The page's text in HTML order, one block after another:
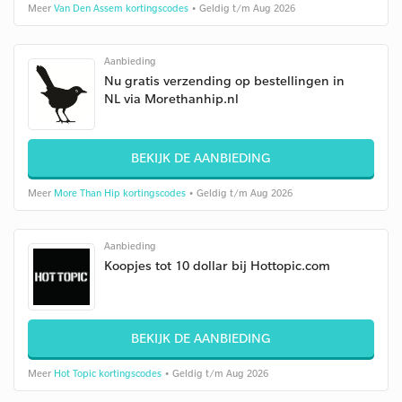
Meer Van Den Assem kortingscodes • Geldig t/m Aug 2026
Aanbieding
Nu gratis verzending op bestellingen in
NL via Morethanhip.nl
BEKIJK DE AANBIEDING
Meer More Than Hip kortingscodes • Geldig t/m Aug 2026
Aanbieding
Koopjes tot 10 dollar bij Hottopic.com
BEKIJK DE AANBIEDING
Meer Hot Topic kortingscodes • Geldig t/m Aug 2026